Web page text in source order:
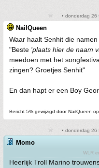
• donderdag 26
NailQueen
Waar haalt Senhit die
"Beste 'plaats hier de naam
meedoen met het
zingen? Groetjes Senhit"
En dan hapt er een Boy
Bericht 5% gewijzigd door NailQueen
• donderdag 26
Momo
WLR
Heerlijk Troll Marino